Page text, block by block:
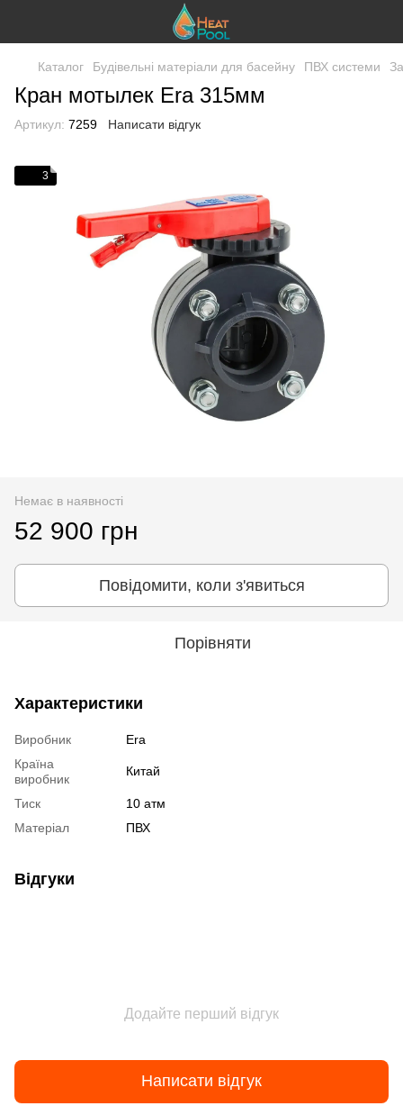
Каталог Будівельні матеріали для басейну ПВХ системи
Кран мотылек Era 315мм
Артикул: 7259 Написати відгук
3
Немає в наявності
52 900 грн
Повідомити, коли з'явиться
Порівняти
Характеристики
Виробник
Era
Країна
виробник
Китай
Тиск
10 атм
Матеріал
ПВХ
Відгуки
Додайте перший відгук
Написати відгук